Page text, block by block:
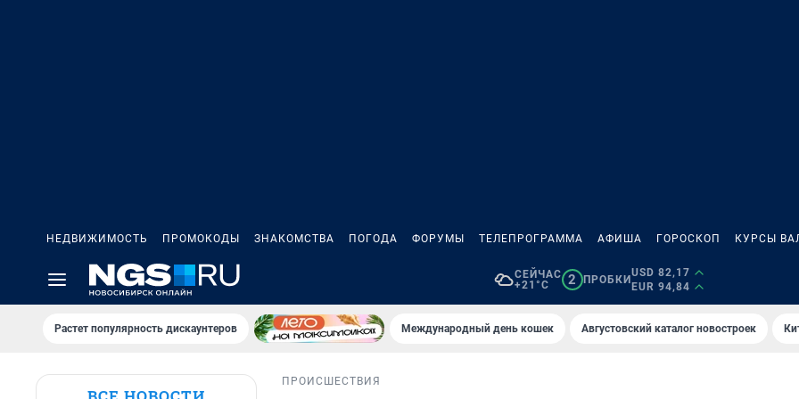
НЕДВИЖИМОСТЬ ПРОМОКОДЫ ЗНАКОМСТВА ПОГОДА ФОРУМЫ ТЕЛЕПРОГРАММА АФИША ГОРОСКОП КУРСЫ
СЕЙЧАС
+21°C
2 ПРОБКИ
USD 82,17
EUR 94,84
Растет популярность дискаунтеров Международный день кошек Августовский каталог новостроек
ПРОИСШЕСТВИЯ